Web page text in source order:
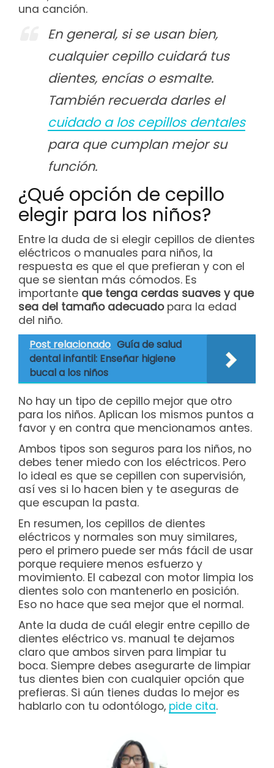
una canción.
En general, si se usan bien,
cualquier cepillo cuidará tus
dientes, encías o esmalte.
También recuerda darles el
cuidado a los cepillos dentales
para que cumplan mejor su
función.
¿Qué opción de cepillo
elegir para los niños?
Entre la duda de si elegir cepillos de dientes
eléctricos o manuales para niños, la
respuesta es que el que prefieran y con el
que se sientan más cómodos. Es
importante que tenga cerdas suaves y que
sea del tamaño adecuadopara la edad
del niño.
Post relacionado Guía de salud
dental infantil: Enseñar higiene
bucal a los niños
No hay un tipo de cepillo mejor que otro
para los niños. Aplican los mismos puntos a
favor y en contra que mencionamos antes.
Ambos tipos son seguros para los niños, no
debes tener miedo con los eléctricos. Pero
lo ideal es que se cepillen con supervisión,
así ves si lo hacen bien y te aseguras de
que escupan la pasta.
En resumen, los cepillos de dientes
eléctricos y normales son muy similares,
pero el primero puede ser más fácil de usar
porque requiere menos esfuerzo y
movimiento. El cabezal con motor limpia los
dientes solo con mantenerlo en posición.
Eso no hace que sea mejor que el normal.
Ante la duda de cuál elegir entre cepillo de
dientes eléctrico vs. manual te dejamos
claro que ambos sirven para limpiar tu
boca. Siempre debes asegurarte de limpiar
tus dientes bien con cualquier opción que
prefieras. Si aún tienes dudas lo mejor es
hablarlo con tu odontólogo, pide cita.